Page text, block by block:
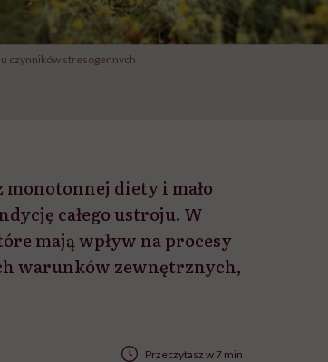
czynników stresogennych
diety i mało
całego ustroju. W
mają wpływ na procesy
warunków zewnętrznych,
Przeczytasz w 7 min